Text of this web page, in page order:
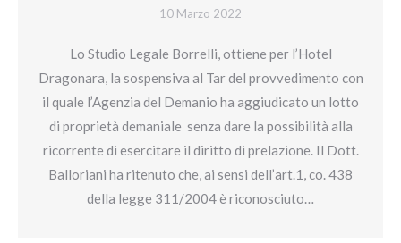
10 Marzo 2022
Lo Studio Legale Borrelli, ottiene per l’Hotel
Dragonara, la sospensiva al Tar del provvedimento con
il quale l’Agenzia del Demanio ha aggiudicato un lotto
di proprietà demaniale senza dare la possibilità alla
ricorrente di esercitare il diritto di prelazione. Il Dott.
Balloriani ha ritenuto che, ai sensi dell’art.1, co. 438
della legge 311/2004 è riconosciuto…